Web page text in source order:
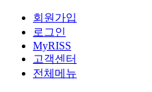
회원가입
로그인
MyRISS
고객센터
전체메뉴